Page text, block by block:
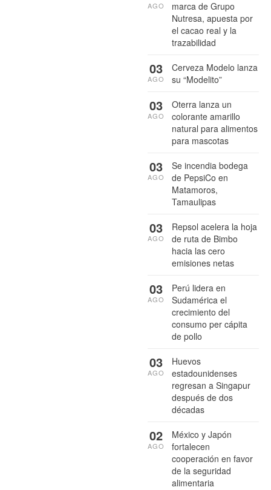
marca de Grupo
Nutresa, apuesta por
el cacao real y la
trazabilidad
AGO
Cerveza Modelo lanza
su “Modelito”
03
AGO
Oterra lanza un
colorante amarillo
natural para alimentos
para mascotas
03
AGO
Se incendia bodega
de PepsiCo en
Matamoros,
Tamaulipas
03
AGO
Repsol acelera la hoja
de ruta de Bimbo
hacia las cero
emisiones netas
03
AGO
Perú lidera en
Sudamérica el
crecimiento del
consumo per cápita
de pollo
03
AGO
Huevos
estadounidenses
regresan a Singapur
después de dos
décadas
03
AGO
México y Japón
fortalecen
cooperación en favor
de la seguridad
alimentaria
02
AGO